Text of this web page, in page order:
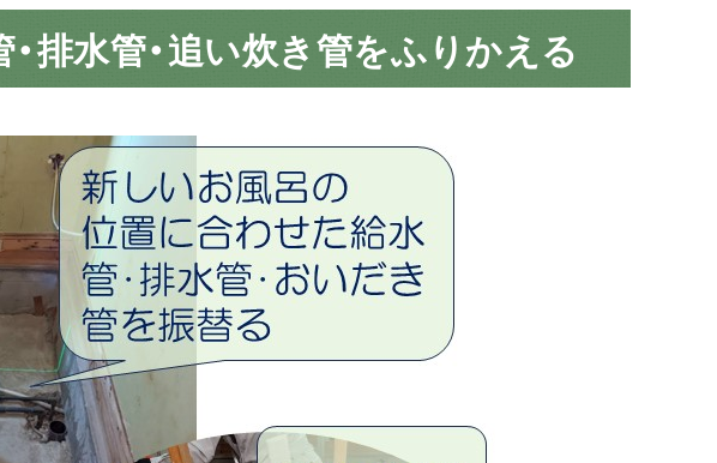
排水管・追い炊き管をふりかえる